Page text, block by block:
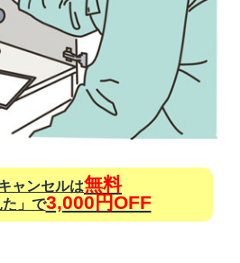
ャンセルは無料
た」で3,000円OFF